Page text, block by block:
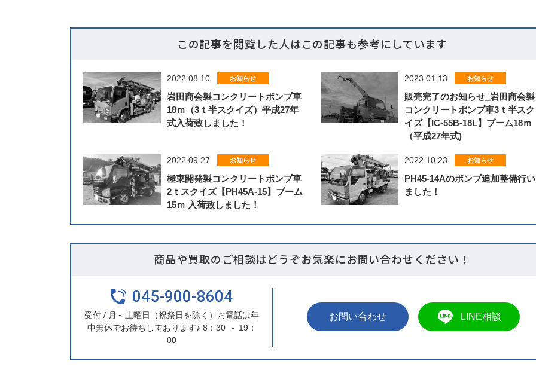
この記事を閲覧した人はこの記事も参考にしています
2022.08.10 お知らせ
岩田商会製コンクリートポンプ車
18ｍ（3ｔ半スクイズ）平成27年
式入荷致しました！
2023.01.13 お知らせ
販売完了のお知らせ_岩田商会製
コンクリートポンプ車3ｔ半スク
イズ【IC-55B-18L】ブーム18ｍ
（平成27年式)
2022.09.27 お知らせ
極東開発製コンクリートポンプ車
2ｔスクイズ【PH45A-15】ブーム
15ｍ 入荷致しました！
2022.10.23 お知らせ
PH45-14Aのポンプ追加整備行い
ました！
商品や買取のご相談はどうぞお気楽にお問い合わせください！
045-900-8604
受付 / 月～土曜日（祝祭日を除く）お電話は年
中無休でお待ちしております♪ 8：30 ～ 19：
00
お問い合わせ LINE相談